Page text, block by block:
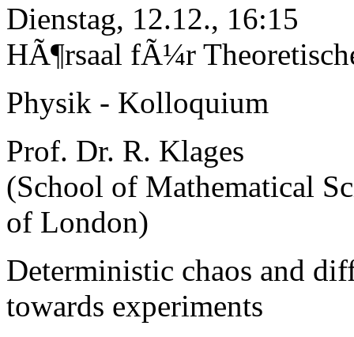
Dienstag, 12.12., 16:15
HÃ¶rsaal fÃ¼r
Physik - Kolloquium
Prof. Dr. R. Klages
(School of Mathematical
of London)
Deterministic chaos and
towards experiments